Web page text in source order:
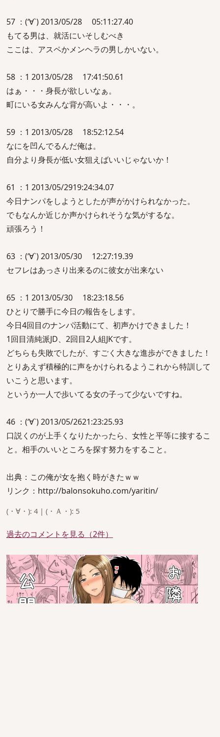
57 ：(‘∀`) 2013/05/28 05:11:27.40
もてる男は、就活にいそしむべき
ここは、アスペかメンヘラの男しかいない。
58 ：1 2013/05/28 17:41:50.61
はぁ・・・身長が欲しいなぁ。
町にいる女みんな背が高いよ・・・。
59 ：1 2013/05/28 18:52:12.54
なにを凹んでるんだ俺は。
自分より身長が低い女狙えばいいじゃないか！
61 ：1 2013/05/2919:24:34.07
今日ナンパをしようとしたが声がかけられなかった。
でもなんか近じか声かけられそうな気がするな。
頑張ろう！
63 ：(‘∀`) 2013/05/30 12:27:19.39
セフレはあっさり出来るのに彼女が出来ない
65 ：1 2013/05/30 18:23:18.56
ひとりで勝手に今日の報告をします。
今日4回目のナンパ活動にて、初声かけできました！
1回目清純派JD、2回目2人組JKです。
どちらも失敗でしたが、すごく大きな進歩ができました！
とりあえず積極的に声をかけられるようこれから特訓して
いこうと思います。
というか一人で歩いてる女の子って少ないですね。
46 ：(‘∀`) 2013/05/2621:23:25.93
口説くのが上手くなりたかったら、女性と平等に接するこ
と。相手のいいところを探す努力をすること。
出典：この俺が女を抱く時がきたｗｗ
リンク：http://balonsokuho.com/yaritin/
(・∀・): 4 | (・Ａ・): 5
過去のコメントを見る（2件）